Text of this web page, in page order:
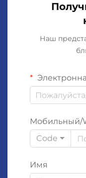
Наш
Мобильный/
Code
Имя